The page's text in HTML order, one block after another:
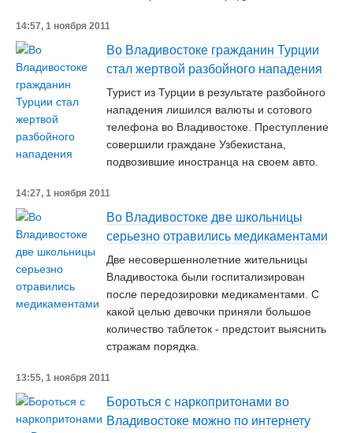
14:57, 1 ноября 2011
Во Владивостоке гражданин Турции
стал жертвой разбойного нападения
Турист из Турции в результате разбойного
нападения лишился валюты и сотового
телефона во Владивостоке. Преступление
совершили граждане Узбекистана,
подвозившие иностранца на своем авто.
14:27, 1 ноября 2011
Во Владивостоке две школьницы
серьезно отравились медикаментами
Две несовершеннолетние жительницы
Владивостока были госпитализирован
после передозировки медикаментами. С
какой целью девочки приняли большое
количество таблеток - предстоит выяснить
стражам порядка.
13:55, 1 ноября 2011
Бороться с наркопритонами во
Владивостоке можно по интернету